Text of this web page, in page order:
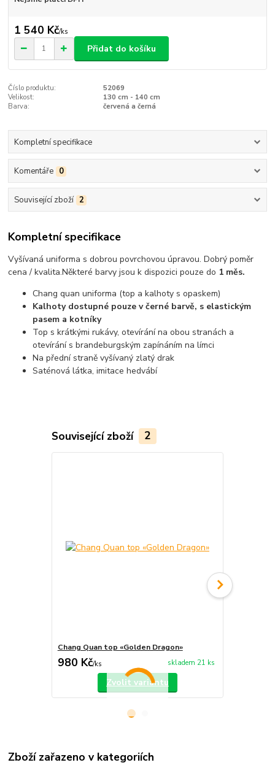
1 540 Kč/ks
Přidat do košíku
Číslo produktu:
52069
Velikost:
130 cm - 140 cm
Barva:
červená a černá
Kompletní specifikace
Komentáře 0
Související zboží 2
Kompletní specifikace
Vyšívaná uniforma s dobrou povrchovou úpravou. Dobrý poměr
cena / kvalita.Některé barvy jsou k dispozici pouze do 1 měs.
Chang quan uniforma (top a kalhoty s opaskem)
Kalhoty dostupné pouze v černé barvě, s elastickým
pasem a kotníky
Top s krátkými rukávy, otevírání na obou stranách a
otevírání s brandeburgským zapínáním na límci
Na přední straně vyšívaný zlatý drak
Saténová látka, imitace hedvábí
Související zboží 2
Chang Quan top «Golden Dragon»
980 Kč/ks skladem 21 ks
Zvolit variantu
Zboží zařazeno v kategoriích